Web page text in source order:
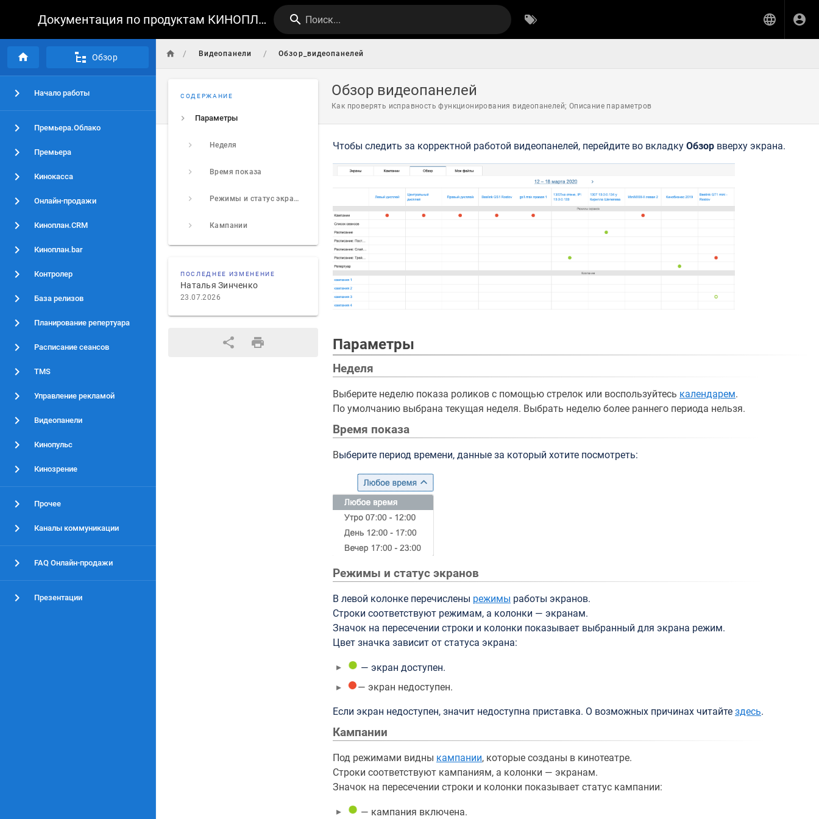
Документация по продуктам КИНОПЛАН Поиск...
Обзор
Начало работы
Премьера.Облако
Премьера
Кинокасса
Онлайн-продажи
Киноплан.CRM
Киноплан.bar
Контролер
База релизов
Планирование репертуара
Расписание сеансов
TMS
Управление рекламой
Видеопанели
Кинопульс
Кинозрение
Прочее
Каналы коммуникации
FAQ Онлайн-продажи
Презентации
/ Видеопанели / Обзор_видеопанелей
Обзор видеопанелей
Как проверять исправность функционирования видеопанелей; Описание параметров
СОДЕРЖАНИЕ
Параметры
Неделя
Время показа
Режимы и статус экранов
Кампании
ПОСЛЕДНЕЕ ИЗМЕНЕНИЕ
Наталья Зинченко
23.07.2026
Чтобы следить за корректной работой видеопанелей, перейдите во вкладку Обзор вверху экрана.
Параметры
Неделя
Выберите неделю показа роликов с помощью стрелок или воспользуйтесь календарем.
По умолчанию выбрана текущая неделя. Выбрать неделю более раннего периода нельзя.
Время показа
Выберите период времени, данные за который хотите посмотреть:
Режимы и статус экранов
В левой колонке перечислены режимы работы экранов.
Строки соответствуют режимам, а колонки — экранам.
Значок на пересечении строки и колонки показывает выбранный для экрана режим.
Цвет значка зависит от статуса экрана:
— экран доступен.
— экран недоступен.
Если экран недоступен, значит недоступна приставка. О возможных причинах читайте здесь.
Кампании
Под режимами видны кампании, которые созданы в кинотеатре.
Строки соответствуют кампаниям, а колонки — экранам.
Значок на пересечении строки и колонки показывает статус кампании:
— кампания включена.